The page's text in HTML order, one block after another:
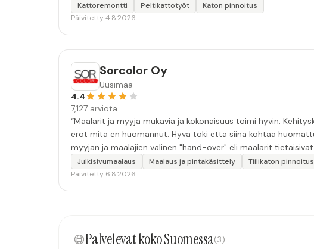
Kattoremontti Peltikattotyöt
Katon pinnoitus
Päivitetty 4.8.2026
Sorcolor Oy
Uusimaa
4.4
7,127 arviota
“Maalarit ja myyjä mukavia ja kokonaisuus toimi hyvin.
erot mitä en huomannut. Hyvä toki että siinä kohtaa
myyjän ja maalajien välinen "hand-over" eli maalarit
tulevaisuudessakin mahdollisuus että palveluita käytän”
Julkisivumaalaus Maalaus ja pintakäsittely
Tiilikaton pinnoitus
Päivitetty 6.8.2026
Palvelevat koko Suomessa(3)